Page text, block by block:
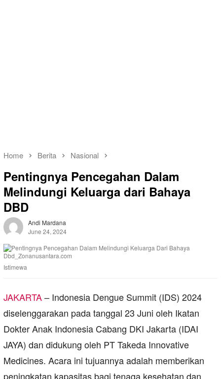
Home Berita Nasional
Pentingnya Pencegahan Dalam
Melindungi Keluarga dari Bahaya
DBD
Andi Mardana
June 24, 2024
Istimewa
JAKARTA– Indonesia Dengue Summit (IDS) 2024
diselenggarakan pada tanggal 23 Juni oleh Ikatan
Dokter Anak Indonesia Cabang DKI Jakarta (IDAI
JAYA) dan didukung oleh PT Takeda Innovative
Medicines. Acara ini tujuannya adalah memberikan
peningkatan kapasitas bagi tenaga kesehatan dan